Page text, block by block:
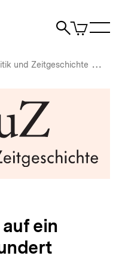
Suche
Artikel
im
und Zeitgeschichte
ein